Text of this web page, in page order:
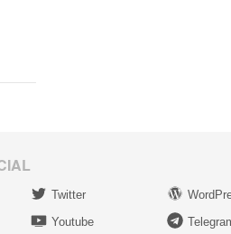
Twitter
Youtube